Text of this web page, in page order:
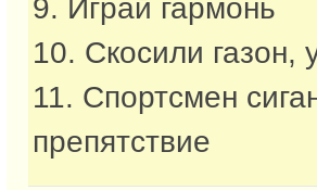
9. Играй гармонь
10. Скосили газон,
11. Спортсмен
препятствие